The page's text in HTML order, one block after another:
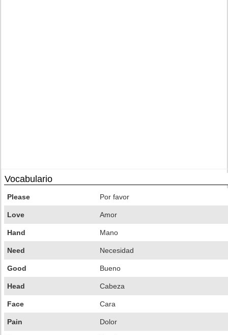
Vocabulario
Please Por favor
Love Amor
Hand Mano
Need Necesidad
Good Bueno
Head Cabeza
Face Cara
Pain Dolor